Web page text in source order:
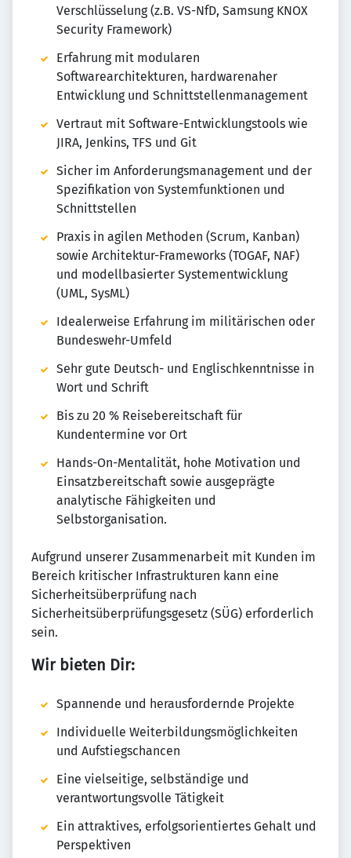
Verschlüsselung (z.B. VS-NfD, Samsung KNOX
Security Framework)
Erfahrung mit modularen
Softwarearchitekturen, hardwarenaher
Entwicklung und Schnittstellenmanagement
Vertraut mit Software-Entwicklungstools wie
JIRA, Jenkins, TFS und Git
Sicher im Anforderungsmanagement und der
Spezifikation von Systemfunktionen und
Schnittstellen
Praxis in agilen Methoden (Scrum, Kanban)
sowie Architektur-Frameworks (TOGAF, NAF)
und modellbasierter Systementwicklung
(UML, SysML)
Idealerweise Erfahrung im militärischen oder
Bundeswehr-Umfeld
Sehr gute Deutsch- und Englischkenntnisse in
Wort und Schrift
Bis zu 20 % Reisebereitschaft für
Kundentermine vor Ort
Hands-On-Mentalität, hohe Motivation und
Einsatzbereitschaft sowie ausgeprägte
analytische Fähigkeiten und
Selbstorganisation.
Aufgrund unserer Zusammenarbeit mit Kunden im
Bereich kritischer Infrastrukturen kann eine
Sicherheitsüberprüfung nach
Sicherheitsüberprüfungsgesetz (SÜG) erforderlich
sein.
Wir bieten Dir:
Spannende und herausfordernde Projekte
Individuelle Weiterbildungsmöglichkeiten
und Aufstiegschancen
Eine vielseitige, selbständige und
verantwortungsvolle Tätigkeit
Ein attraktives, erfolgsorientiertes Gehalt und
Perspektiven